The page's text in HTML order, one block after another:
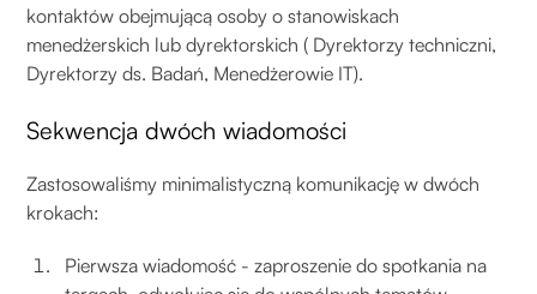
kontaktów obejmującą osoby o stanowiskach
menedżerskich lub dyrektorskich ( Dyrektorzy techniczni,
Dyrektorzy ds. Badań, Menedżerowie IT).
Sekwencja dwóch wiadomości
Zastosowaliśmy minimalistyczną komunikację w dwóch
krokach:
Pierwsza wiadomość - zaproszenie do spotkania na